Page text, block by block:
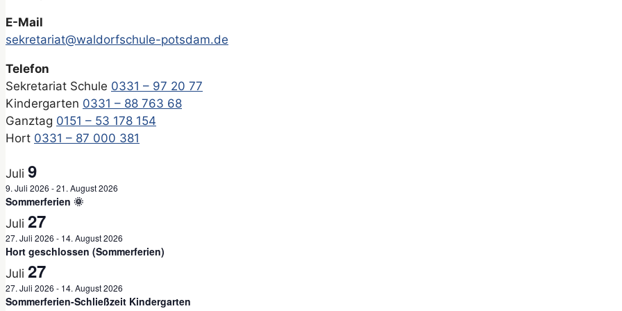
E-Mail
sekretariat@waldorfschule-potsdam.de
Telefon
Sekretariat Schule 0331 – 97 20 77
Kindergarten 0331 – 88 763 68
Ganztag 0151 – 53 178 154
Hort 0331 – 87 000 381
Juli 9
9. Juli 2026 -21. August 2026
Sommerferien 🌞
Juli 27
27. Juli 2026 - 14. August 2026
Hort geschlossen (Sommerferien)
Juli 27
27. Juli 2026 - 14. August 2026
Sommerferien-Schließzeit Kindergarten